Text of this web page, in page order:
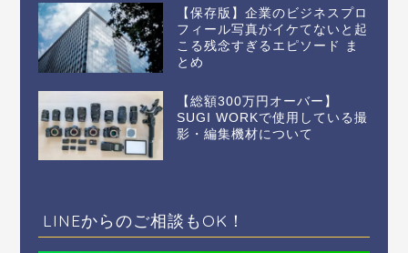
【保存版】企業のビジネスプロ
フィール写真がイケてないと起
こる残念すぎるエピソード ま
とめ
【総額300万円オーバー】
SUGI WORKで使用している撮
影・編集機材について
LINEからのご相談もOK！